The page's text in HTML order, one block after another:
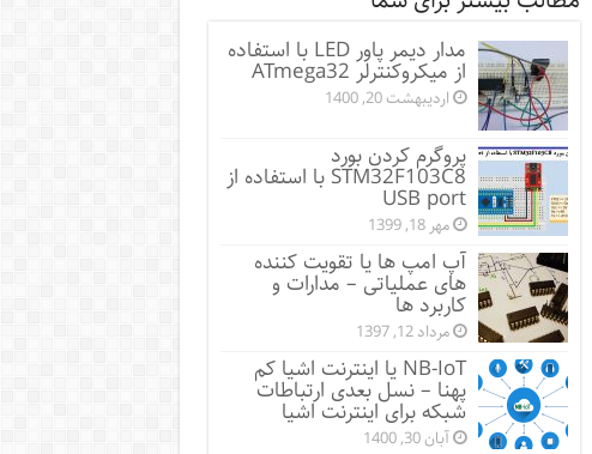
مدار دیمر پاور LED با استفاده
از میکروکنترلر ATmega32
اردیبهشت 20, 1400
پروگرم کردن بورد
STM32F103C8 با استفاده از
USB port
مهر 18, 1399
آپ امپ ها یا تقویت کننده
های عملیاتی – مدارات و
کاربرد ها
مرداد 12, 1397
NB-IoT یا اینترنت اشیا کم
پهنا – نسل بعدی ارتباطات
شبکه برای اینترنت اشیا
آبان 30, 1400